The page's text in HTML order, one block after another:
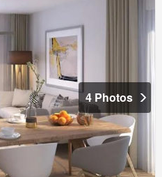
4 Photos